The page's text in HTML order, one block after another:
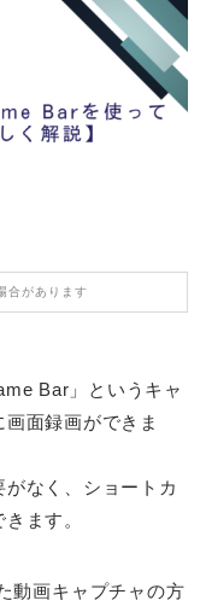
合があります
Bar」というキャ
面録画ができま
なく、ショートカ
ます。
動画キャプチャの方